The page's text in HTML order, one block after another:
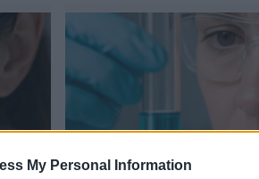
My Personal Information